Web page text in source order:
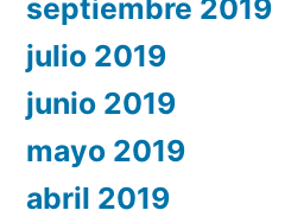
septiembre 2019
julio 2019
junio 2019
mayo 2019
abril 2019